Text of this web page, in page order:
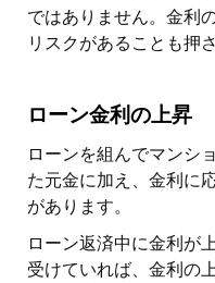
ではありません。金利
リスクがあることも押
ローン金利の上昇
ローンを組んでマンシ
た元金に加え、金利に
があります。
ローン返済中に金利が
受けていれば、金利の